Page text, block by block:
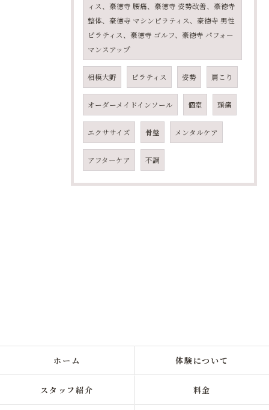
ィス、豪徳寺 腰痛、豪徳寺 姿勢改善、豪徳寺
整体、豪徳寺 マシンピラティス、豪徳寺 男性
ピラティス、豪徳寺 ゴルフ、豪徳寺 パフォー
マンスアップ
相模大野 ピラティス 姿勢 肩こり
オーダーメイドインソール 個室 頭痛
エクササイズ 骨盤 メンタルケア
アフターケア 不調
ホーム 体験について
スタッフ紹介 料金